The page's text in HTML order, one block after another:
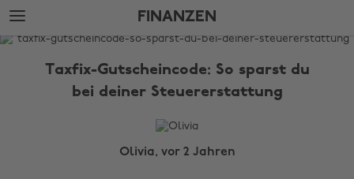
Weiter
zur
Hauptseite
Fußzeile
überspringen
FINANZEN
The
Taxfix-Gutscheincode: So sparst du
bei deiner Steuererstattung
Olivia, vor 2 Jahren